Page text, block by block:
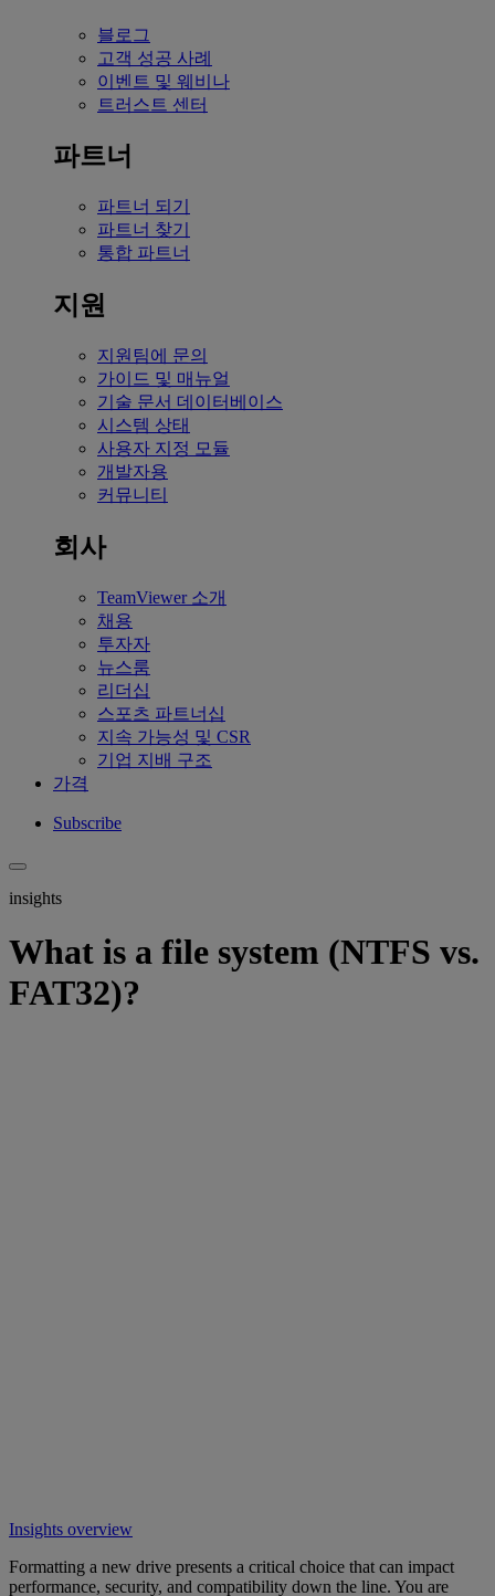
블로그
고객 성공 사례
이벤트 및 웨비나
트러스트 센터
파트너
파트너 되기
파트너 찾기
통합 파트너
지원
지원팀에 문의
가이드 및 매뉴얼
기술 문서 데이터베이스
시스템 상태
사용자 지정 모듈
개발자용
커뮤니티
회사
TeamViewer 소개
채용
투자자
뉴스룸
리더십
스포츠 파트너십
지속 가능성 및 CSR
기업 지배 구조
가격
Subscribe
insights
What is a file system (NTFS vs.
FAT32)?
Insights overview
Formatting a new drive presents a critical choice that can impact
performance, security, and compatibility down the line. You are